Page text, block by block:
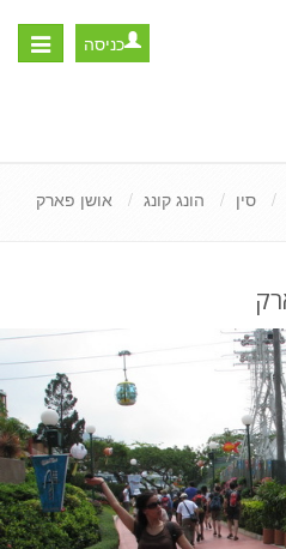
Toggle
כניסה
סין הונג קונג אושן פארק